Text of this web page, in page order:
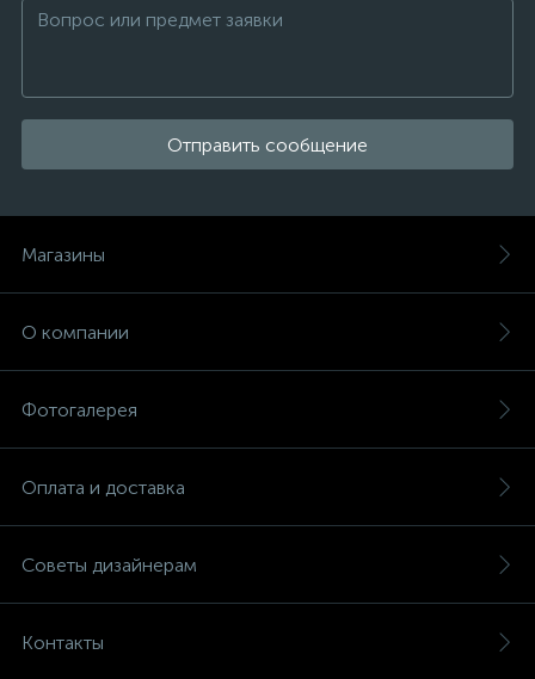
Отправить сообщение
Магазины
О компании
Фотогалерея
Оплата и доставка
Советы дизайнерам
Контакты